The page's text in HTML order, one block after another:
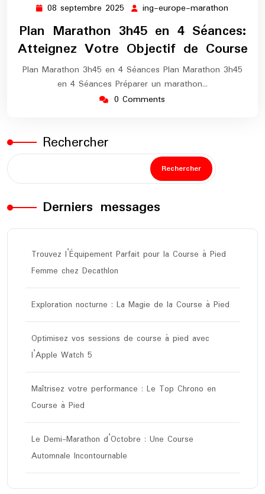
08 septembre 2025 08
septembre
2025
ing-europe-marathon
Plan Marathon 3h45 en 4 Séances:
Atteignez Votre Objectif de Course
Plan Marathon 3h45 en 4 Séances Plan Marathon 3h45
en 4 Séances Préparer un marathon…
0 Comments
Rechercher
Rechercher
Derniers messages
Trouvez l’Équipement Parfait pour la Course à Pied
Femme chez Decathlon
Exploration nocturne : La Magie de la Course à Pied
Optimisez vos sessions de course à pied avec
l’Apple Watch 5
Maîtrisez votre performance : Le Top Chrono en
Course à Pied
Le Demi-Marathon d’Octobre : Une Course
Automnale Incontournable